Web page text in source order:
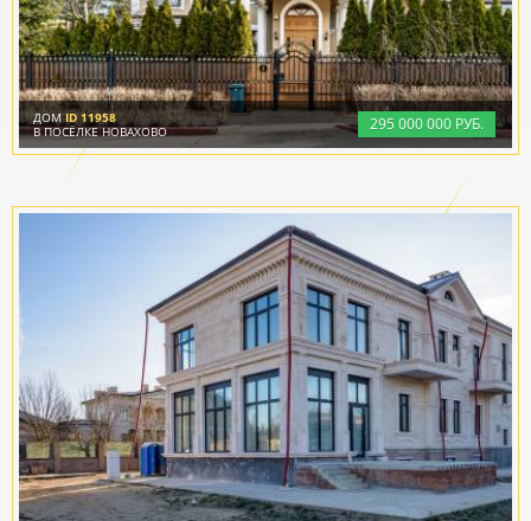
295000000 РУБ.
ДОМID 11958
В ПОСЁЛКЕ НОВАХОВО